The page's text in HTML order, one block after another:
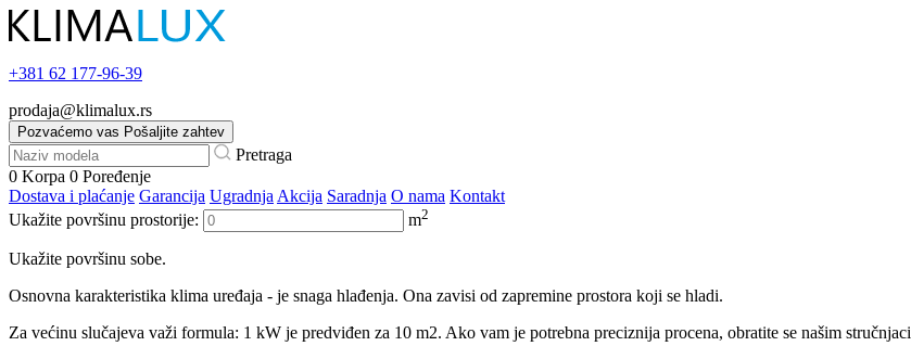
+381 62 177-96-39
prodaja@klimalux.rs
Pozvaćemo vas Pošaljite zahtev
Pretraga
0 Korpa 0 Poređenje
Dostava i plaćanje Garancija Ugradnja Akcija Saradnja O nama Kontakt
Ukažite površinu prostorije:
m2
Ukažite površinu sobe.
Osnovna karakteristika klima uređaja - je snaga hlađenja. Ona zavisi od zapremine prostora koji se hladi.
Za većinu slučajeva važi formula: 1 kW je predviđen za 10 m2. Ako vam je potrebna preciznija procena, obratite se našim